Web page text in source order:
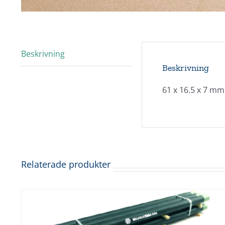
Beskrivning
Beskrivning
61 x 16.5 x 7 mm
Relaterade produkter